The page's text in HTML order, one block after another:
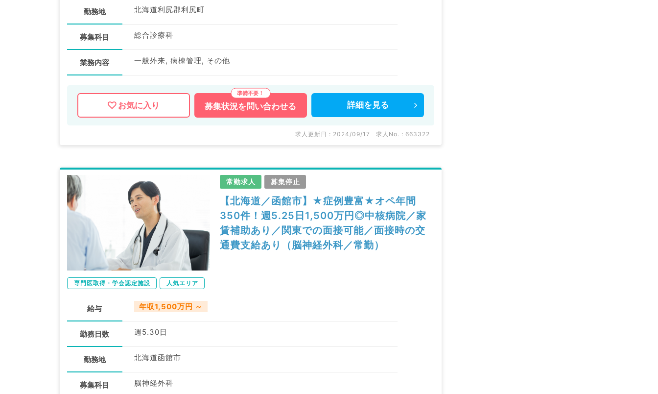
勤務地 北海道利尻郡利尻町
募集科目 総合診療科
業務内容 一般外来, 病棟管理, その他
お気に入り 募集状況を 問い合わせる 詳細を 見る
求人更新日 : 2024/09/17 求人No. : 663322
常勤求人 募集停止
【北海道／函館市】★症例豊富★オペ年間
350件！週5.25日1,500万円◎中核病院／家
賃補助あり／関東での面接可能／面接時の交
通費支給あり（脳神経外科／常勤）
専門医取得・学会認定施設 人気エリア
給与 年収1,500万円 ～
勤務日数 週5.30日
勤務地 北海道函館市
募集科目 脳神経外科